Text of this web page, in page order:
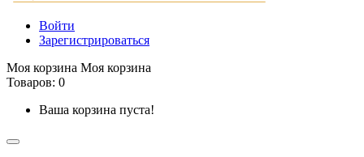
Войти
Зарегистрироваться
Моя корзина Моя корзина
Товаров: 0
Ваша корзина пуста!